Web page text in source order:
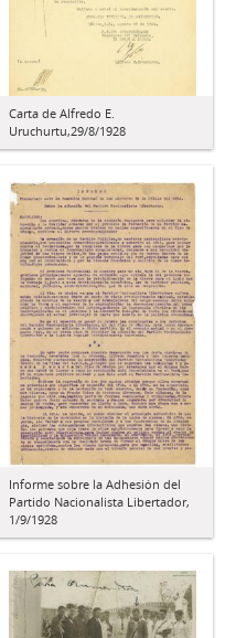
Carta de Alfredo E.
Uruchurtu,29/8/1928
Informe sobre la Adhesión del
Partido Nacionalista Libertador,
1/9/1928